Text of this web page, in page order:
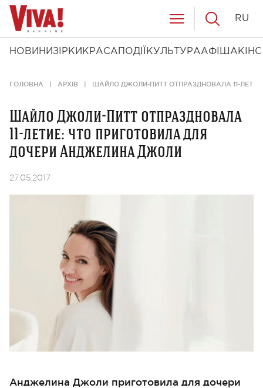
НОВИНИ ЗІРКИ КРАСА ПОДІЇ КУЛЬТУРААФІША КІНО
RU
ГОЛОВНА АРХІВ ШАЙЛО ДЖОЛИ-ПИТТ ОТПРАЗДНОВАЛА 11-
Шайло Джоли-Питт отпраздновала
11-летие: что приготовила для
дочери Анджелина Джоли
27.05.2017
Анджелина Джоли приготовила для дочери